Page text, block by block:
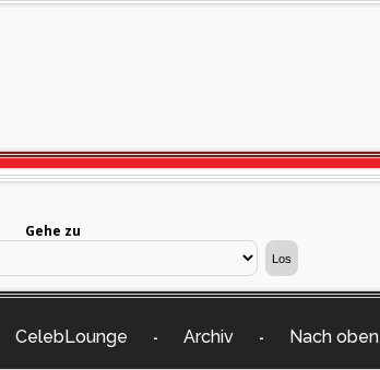
Gehe zu
CelebLounge - Archiv - Nach oben